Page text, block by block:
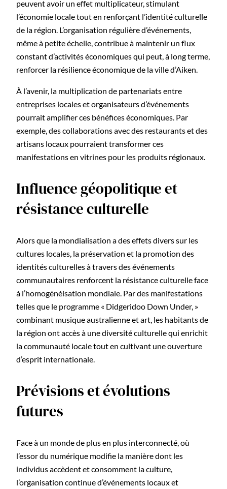
peuvent avoir un effet multiplicateur, stimulant
l’économie locale tout en renforçant l’identité culturelle
de la région. L’organisation régulière d’événements,
même à petite échelle, contribue à maintenir un flux
constant d’activités économiques qui peut, à long terme,
renforcer la résilience économique de la ville d’Aiken.
À l’avenir, la multiplication de partenariats entre
entreprises locales et organisateurs d’événements
pourrait amplifier ces bénéfices économiques. Par
exemple, des collaborations avec des restaurants et des
artisans locaux pourraient transformer ces
manifestations en vitrines pour les produits régionaux.
Influence géopolitique et
résistance culturelle
Alors que la mondialisation a des effets divers sur les
cultures locales, la préservation et la promotion des
identités culturelles à travers des événements
communautaires renforcent la résistance culturelle face
à l’homogénéisation mondiale. Par des manifestations
telles que le programme « Didgeridoo Down Under, »
combinant musique australienne et art, les habitants de
la région ont accès à une diversité culturelle qui enrichit
la communauté locale tout en cultivant une ouverture
d’esprit internationale.
Prévisions et évolutions
futures
Face à un monde de plus en plus interconnecté, où
l’essor du numérique modifie la manière dont les
individus accèdent et consomment la culture,
l’organisation continue d’événements locaux et